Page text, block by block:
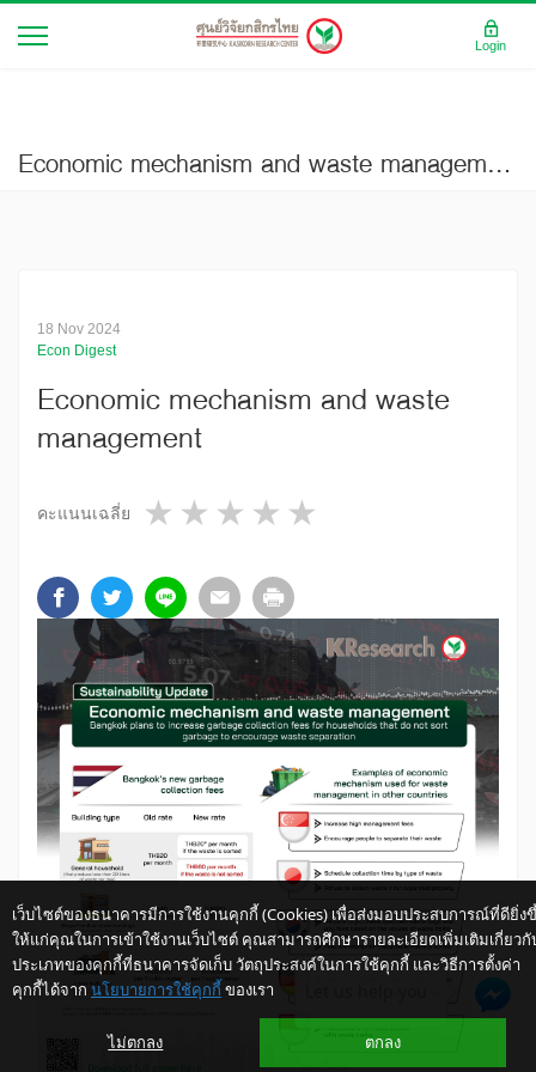
Economic mechanism and waste management
18 Nov 2024
Econ Digest
Economic mechanism and waste
management
คะแนนเฉลี่ย 4 stars
3 stars
2 stars
1 star
เว็บไซต์ของธนาคารมีการใช้งานคุกกี้ (Cookies) เพื่อส่งมอบประสบการณ์ที่ดียิ่ง
ให้แก่คุณในการเข้าใช้งานเว็บไซต์ คุณสามารถศึกษารายละเอียดเพิ่มเติมเกี่ยวกั
ประเภทของคุกกี้ที่ธนาคารจัดเก็บ วัตถุประสงค์ในการใช้คุกกี้ และวิธีการตั้งค่า
คุกกี้ได้จาก นโยบายการใช้คุกกี้ ของเรา
ไม่ตกลง ตกลง
Login